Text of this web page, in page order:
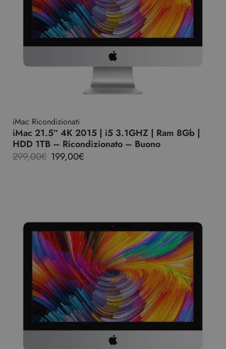
iMac Ricondizionati
iMac 21.5″ 4K 2015 | i5 3.1GHZ | Ram 8Gb |
HDD 1TB – Ricondizionato – Buono
299,00€ 199,00€